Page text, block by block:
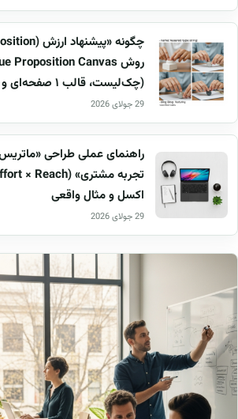
(چک‌لیست، قالب ۱ صفحه‌ای و نمونه‌های ایرانی)
29 جولای 2026
راهنمای عملی طراحی
اکسل و مثال واقعی
29 جولای 2026